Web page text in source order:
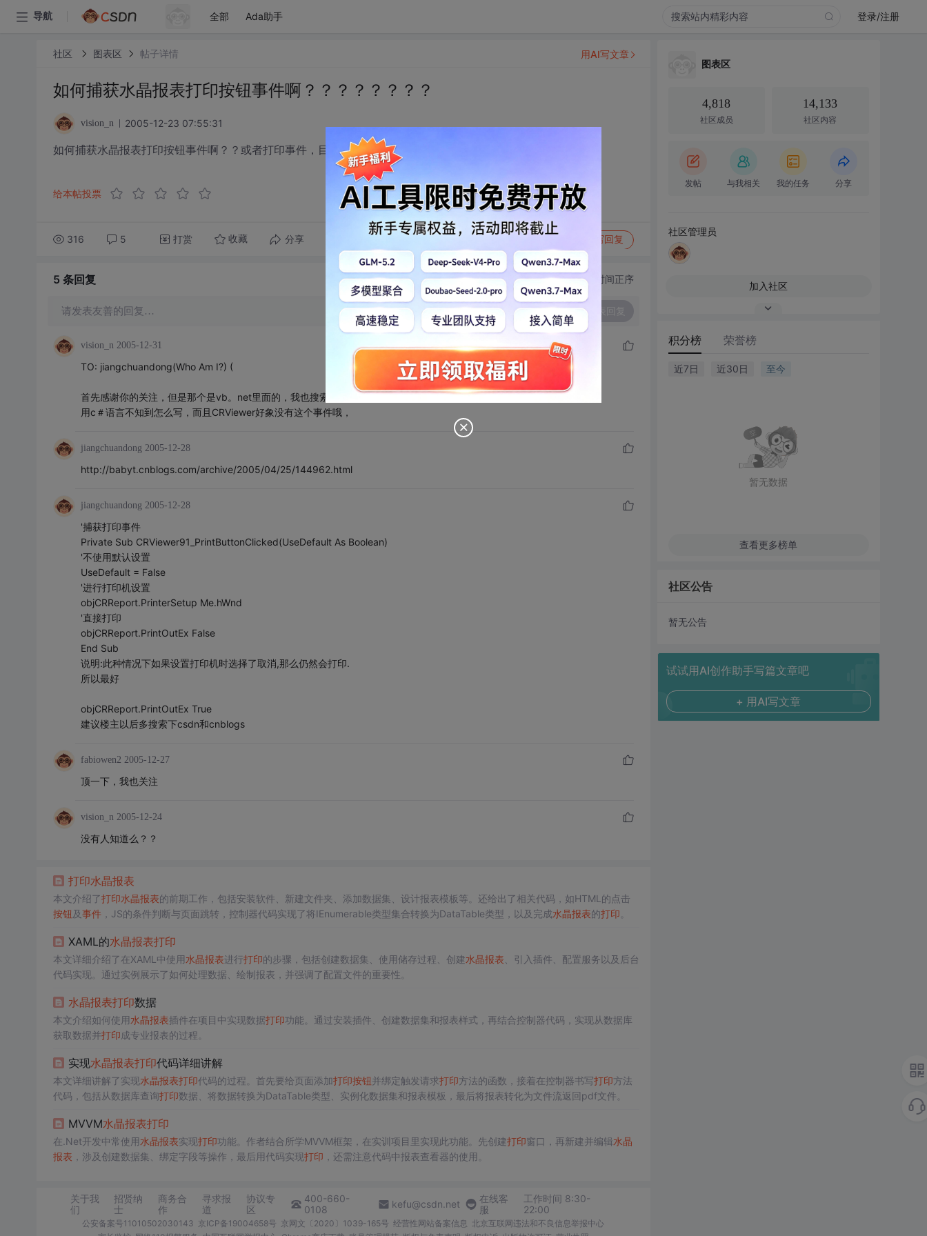
导航 全部 Ada助手 登录/注册
社区 图表区 帖子详情
如何捕获水晶报表打印按钮事件啊？？？？？？？？
vision_n 2005-12-23 07:55:31
如何捕获水晶报表打印按钮事件啊？？或者打印事件，目的只有一个就是看预览的报表有没有打印？？
给本帖投票
316 5 打赏 收藏 分享 转发到动态 举报 写回复
用AI写文章
5 条回复 切换为时间正序
请发表友善的回复… 发表回复
vision_n 2005-12-31
TO: jiangchuandong(Who Am I?) (
首先感谢你的关注，但是那个是vb。net里面的，我也搜索到了，
用c＃语言不知到怎么写，而且CRViewer好象没有这个事件哦，
jiangchuandong 2005-12-28
http://babyt.cnblogs.com/archive/2005/04/25/144962.html
jiangchuandong 2005-12-28
'捕获打印事件
Private Sub CRViewer91_PrintButtonClicked(UseDefault As Boolean)
'不使用默认设置
UseDefault = False
'进行打印机设置
objCRReport.PrinterSetup Me.hWnd
'直接打印
objCRReport.PrintOutEx False
End Sub
说明:此种情况下如果设置打印机时选择了取消,那么仍然会打印.
所以最好
objCRReport.PrintOutEx True
建议楼主以后多搜索下csdn和cnblogs
fabiowen2 2005-12-27
顶一下，我也关注
vision_n 2005-12-24
没有人知道么？？
打印水晶报表
本文介绍了打印水晶报表的前期工作，包括安装软件、新建文件夹、添加数据集、设计报表模板等。还给出了相关代码，如HTML的点击
按钮 及事件，JS的条件判断与页面跳转，控制器代码实现了将IEnumerable类型集合转换为DataTable类型，以及完成水晶报表的打印
XAML的水晶报表打印
本文详细介绍了在XAML中使用水晶报表进行打印的步骤，包括创建数据集、使用储存过程、创建水晶报表 、引入插件、配置服务以及后台
代码实现。通过实例展示了如何处理数据、绘制报表，并强调了配置文件的重要性。
水晶报表打印数据
本文介绍如何使用水晶报表插件在项目中实现数据打印功能。通过安装插件、创建数据集和报表样式，再结合控制器代码，实现从数据库
获取数据并打印成专业报表的过程。
实现水晶报表打印代码详细讲解
本文详细讲解了实现水晶报表打印代码的过程。首先要给页面添加打印按钮 并绑定触发请求打印方法的函数，接着在控制器书写打印方法
代码，包括从数据库查询打印数据、将数据转换为DataTable类型、实例化数据集和报表模板，最后将报表转化为文件流返回pdf文件。
MVVM水晶报表打印
在.Net开发中常使用水晶报表实现打印功能。作者结合所学MVVM框架，在实训项目里实现此功能。先创建打印窗口，再新建并编辑水晶
报表 ，涉及创建数据集、绑定字段等操作，最后用代码实现打印 ，还需注意代码中报表查看器的使用。
关于我
们
招贤纳
士
商务合
作
寻求报
道
协议专
区
400-660-
0108
kefu@csdn.net
在线客
服
工作时间 8:30-
22:00
公安备案号11010502030143 京ICP备19004658号 京网文〔2020〕1039-165号 经营性网站备案信息 北京互联网违法和不良信息举报中心
图表区
4,818
社区成员
14,133
社区内容
发帖 与我相关 我的任务 分享
社区管理员
加入社区
积分榜 荣誉榜
近7日 近30日 至今
暂无数据
查看更多榜单
社区公告
暂无公告
试试用AI创作助手写篇文章吧
+ 用AI写文章